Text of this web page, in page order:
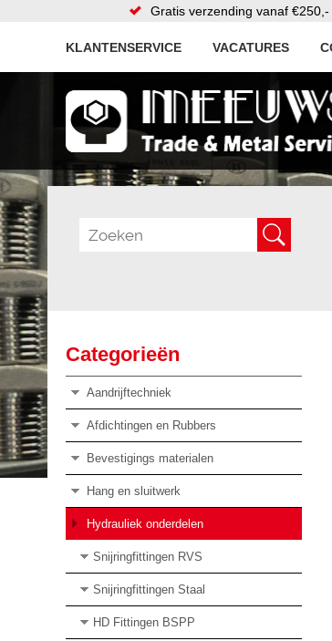
Gratis verzending vanaf €250,-
KLANTENSERVICE VACATURES
Categorieën
Aandrijftechniek
Afdichtingen en Rubbers
Bevestigings materialen
Hang en sluitwerk
Hydrauliek onderdelen
Snijringfittingen RVS
Snijringfittingen Staal
HD Fittingen BSPP